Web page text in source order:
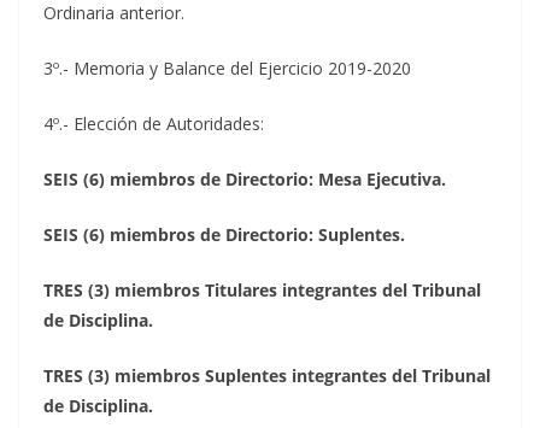
Ordinaria anterior.
3º.- Memoria y Balance del Ejercicio 2019-2020
4º.- Elección de Autoridades:
SEIS (6) miembros de Directorio: Mesa Ejecutiva.
SEIS (6) miembros de Directorio: Suplentes.
TRES (3) miembros Titulares integrantes del Tribunal
de Disciplina.
TRES (3) miembros Suplentes integrantes del Tribunal
de Disciplina.